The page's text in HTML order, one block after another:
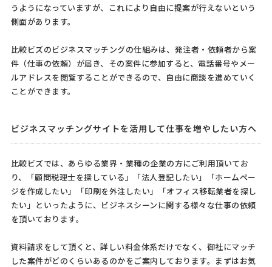
うようになっていますが、これにより自由に提案が行えないという
側面があります。
比較ビズのビジネスマッチングの仕組みは、発注者・依頼者から案
件（仕事の依頼）が届き、その案件に参加すると、電話番号やメー
ルアドレスを閲覧することができるので、自由に商談を進めていく
ことができます。
ビジネスマッチングサイトを活用して仕事を増やしたい方へ
比較ビズでは、あらゆる業界・業種の企業の方にご利用頂いてお
り、「顧問税理士を探している」「法人登記したい」「ホームペー
ジを作成したい」「印刷を外注したい」「オフィス移転業者を探し
たい」といったように、ビジネスシーンに関する様々な仕事の依頼
を頂いております。
資料請求をして頂くと、詳しい料金体系だけでなく、御社にマッチ
した案件がどのくらいあるのかをご案内しております。まずはお気